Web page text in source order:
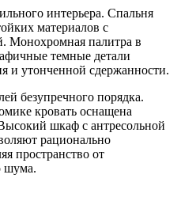
интерьера. Спальня
материалов с
Монохромная палитра в
темные детали
и утонченной сдержанности.
безупречного порядка.
кровать оснащена
шкаф с антресольной
рационально
пространство от
шума.